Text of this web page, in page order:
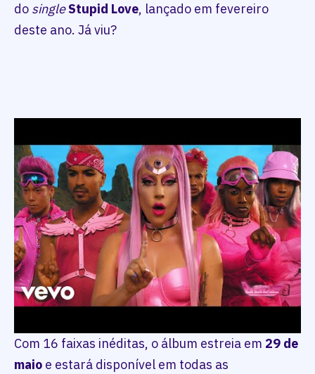
do singleStupid Love, lançado em fevereiro
deste ano. Já viu?
Com 16 faixas inéditas, o álbum estreia em 29 de
maio e estará disponível em todas as